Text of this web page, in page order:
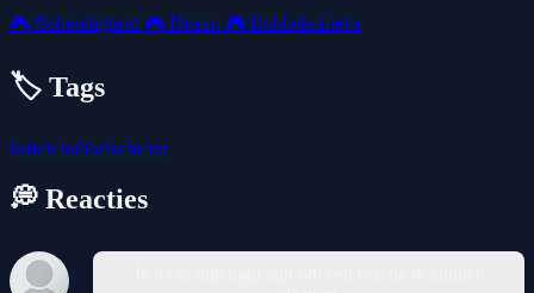
🎮 Behendigheid 🎮 Dieren 🎮 Bubbelschieter
🏷️ Tags
katten bubbelschieter
💭 Reacties